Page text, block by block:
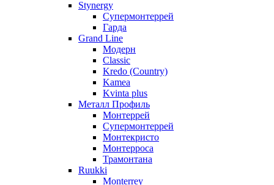
Stynergy
Супермонтеррей
Гарда
Grand Line
Модерн
Classic
Kredo (Country)
Kamea
Kvinta plus
Металл Профиль
Монтеррей
Супермонтеррей
Монтекристо
Монтерроса
Трамонтана
Ruukki
Monterrey